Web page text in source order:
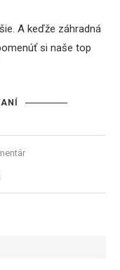
A keďže záhradná
si naše top